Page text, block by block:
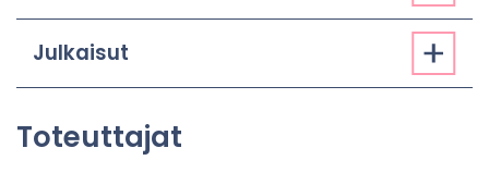
Jul­kai­sut
To­teut­ta­jat